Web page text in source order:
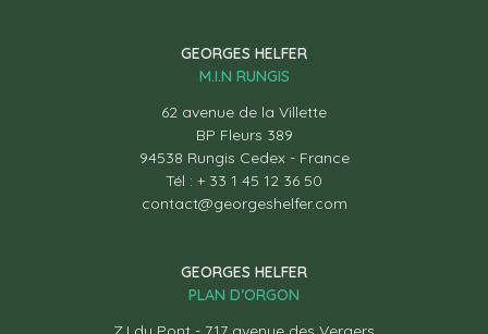
GEORGES HELFER
M.I.N RUNGIS
62 avenue de la Villette
BP Fleurs 389
94538 Rungis Cedex - France
Tél : + 33 1 45 12 36 50
contact@georgeshelfer.com
GEORGES HELFER
PLAN D’ORGON